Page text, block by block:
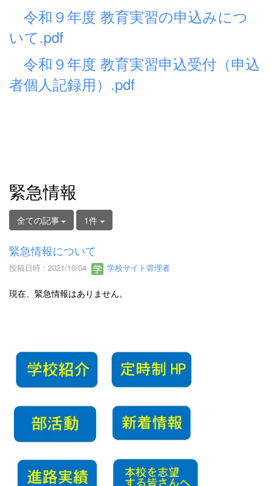
令和９年度 教育実習の申込みにつ
いて.pdf
令和９年度 教育実習申込受付（申込
者個人記録用）.pdf
緊急情報
全ての記事 1件
緊急情報について
投稿日時 : 2021/10/04 学校サイト管理者
現在、緊急情報はありません。